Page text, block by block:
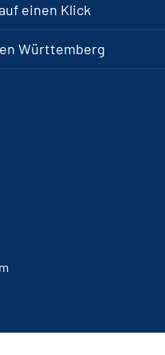
einen Klick
Württemberg